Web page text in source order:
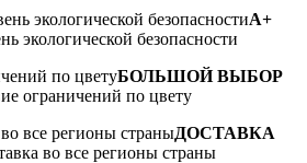
А+
экологической безопасности
БОЛЬШОЙ ВЫБОР
ограничений по цвету
ДОСТАВКА
во все регионы страны